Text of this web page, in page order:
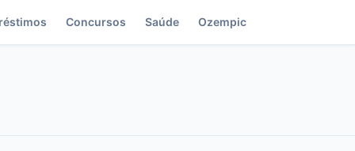
Concursos Saúde Ozempic